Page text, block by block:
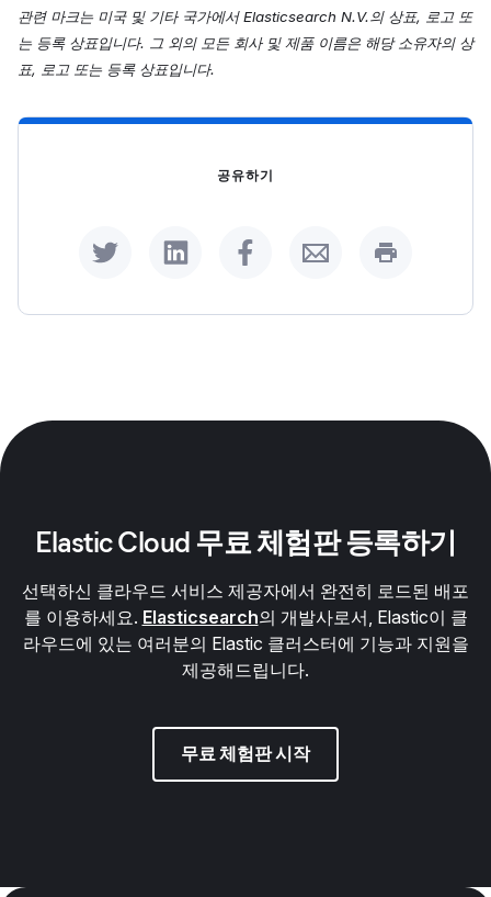
관련 마크는 미국 및 기타 국가에서 Elasticsearch N.V.의 상표, 로고 또
는 등록 상표입니다. 그 외의 모든 회사 및 제품 이름은 해당 소유자의 상
표, 로고 또는 등록 상표입니다.
공유하기
Share on TwitterShare on LinkedIn
Share on Facebook
Share by Email
Print this
Elastic Cloud 무료 체험판 등록하기
선택하신 클라우드 서비스 제공자에서 완전히 로드된 배포
를 이용하세요. Elasticsearch의 개발사로서, Elastic이 클
라우드에 있는 여러분의 Elastic 클러스터에 기능과 지원을
제공해드립니다.
무료 체험판 시작